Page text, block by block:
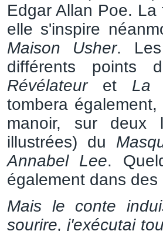
Edgar Allan Poe.
elle s'inspire
Maison Usher.
différents
Révélateuret La
tombera
manoir, sur deux
illustrées) du
Annabel Lee.
également dans
Mais le conte
sourire, j'exécutai